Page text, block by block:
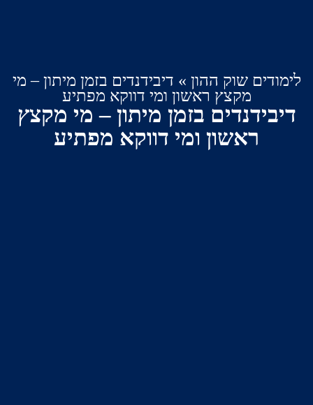
שוק ההון»דיבידנדים בזמן מיתון – מי
מקצץ ראשון ומי דווקא מפתיע
בזמן מיתון – מי מקצץ
ראשון ומי דווקא מפתיע